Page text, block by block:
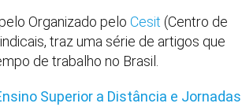
Organizado pelo Cesit (Centro de
traz uma série de artigos que
de trabalho no Brasil.
Superior a Distância e Jornadas